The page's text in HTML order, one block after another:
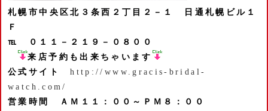
札幌市中央区北３条西２丁目２－１
日通札幌ビル１
Ｆ
℡ ０１１－２１９－０８００
来店予約も出来ちゃいます
公式サイト
http://www.gracis-bridal-
watch.com/
営業時間 ＡＭ１１：００～ＰＭ８：００